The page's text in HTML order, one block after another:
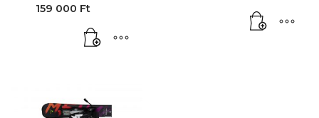
500 Ft.
159 000 Ft